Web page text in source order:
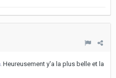
. Heureusement y'a la plus belle et la